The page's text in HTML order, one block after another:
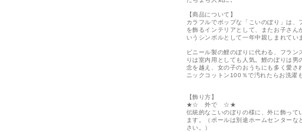
【商品について】
カラフルでポップな「こいのぼり」は、
を飾るインテリアとして、またお子さん
いうシンボルとして一年中親しまれてい
ビニール製の鯉のぼりに代わる、フラン
りは室内用としても人気。鯉のぼりは男
念を越え、女の子のおうちにも多く愛さ
ニックコットン100％で汚れたらお洗濯
【飾り方】
★☆ 外で ☆★
伝統的なこいのぼりの様に、外に飾って
ます。（ポールは別途ホームセンターな
さい。）